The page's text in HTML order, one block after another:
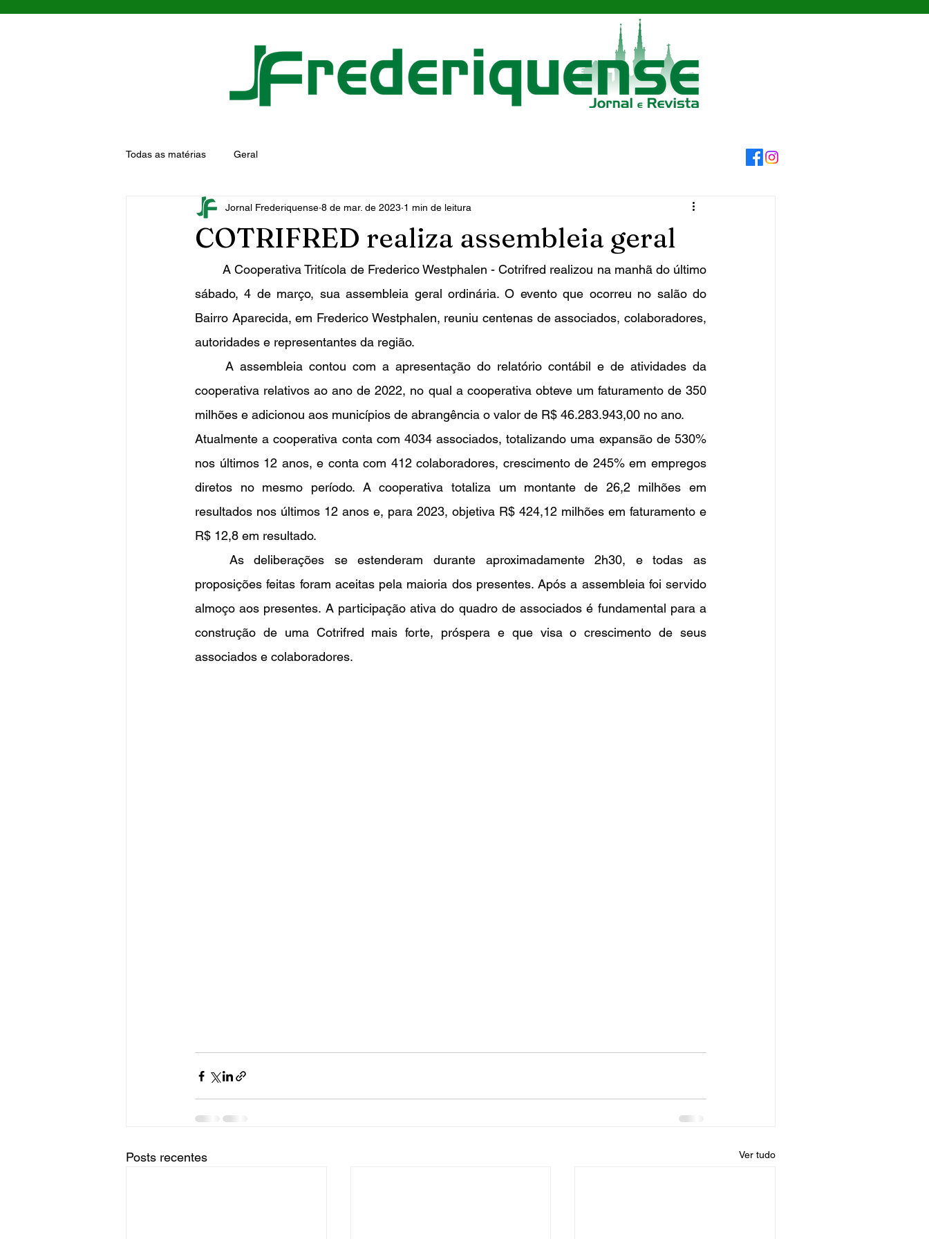
Todas as matérias Geral
COTRIFRED realiza assembleia geral
Jornal Frederiquense 8 de mar. de 2023 1 min de leitura
	A Cooperativa Tritícola de Frederico Westphalen - Cotrifred realizou na manhã do último
sábado, 4 de março, sua assembleia geral ordinária. O evento que ocorreu no salão do
Bairro Aparecida, em Frederico Westphalen, reuniu centenas de associados, colaboradores,
autoridades e representantes da região.
cooperativa relativos ao ano de 2022, no qual a cooperativa obteve um faturamento de 350
milhões e adicionou aos municípios de abrangência o valor de R$ 46.283.943,00 no ano.
Atualmente a cooperativa conta com 4034 associados, totalizando uma expansão de 530%
nos últimos 12 anos, e conta com 412 colaboradores, crescimento de 245% em empregos
diretos no mesmo período. A cooperativa totaliza um montante de 26,2 milhões em
resultados nos últimos 12 anos e, para 2023, objetiva R$ 424,12 milhões em faturamento e
R$ 12,8 em resultado.
proposições feitas foram aceitas pela maioria dos presentes. Após a assembleia foi servido
almoço aos presentes. A participação ativa do quadro de associados é fundamental para a
construção de uma Cotrifred mais forte, próspera e que visa o crescimento de seus
associados e colaboradores.
Posts recentes Ver tudo